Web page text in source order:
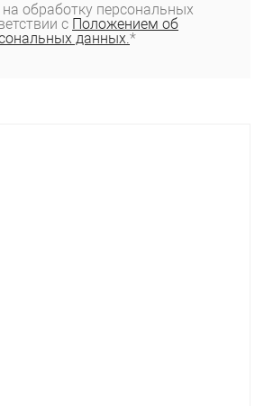
обработку персональных
с Положением об
данных.*